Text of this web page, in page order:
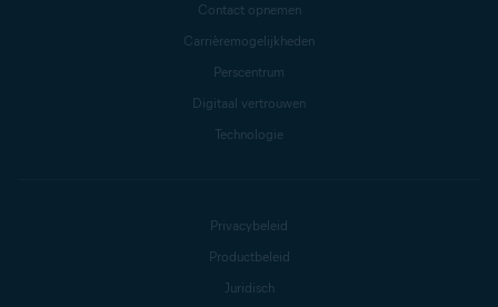
Contact opnemen
Carrièremogelijkheden
Perscentrum
Digitaal vertrouwen
Technologie
Privacybeleid
Productbeleid
Juridisch